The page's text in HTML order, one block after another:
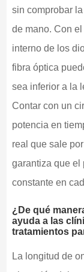
sin comprobar
de mano. Con
interno de los
fibra óptica
sea inferior a la
Contar con un
potencia en
real que sale
garantiza que el
constante en
¿De qué
ayuda a las
tratamientos
La longitud de